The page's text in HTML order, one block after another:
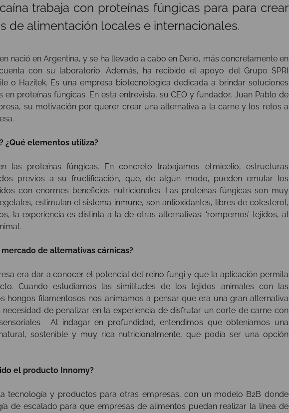
trabaja con proteínas fúngicas para para crear
de alimentación locales e internacionales.
nació en Argentina, y se ha llevado a cabo en Derio, más concretamente en
con su laboratorio. Además, ha recibido el apoyo del Grupo SPRI
o Hazitek. Es una empresa biotecnológica dedicada a brindar soluciones
en proteínas fúngicas. En esta entrevista, su CEO y fundador, Juan Pablo de
su motivación por querer crear una alternativa a la carne y los retos a
¿Qué elementos utiliza?
las proteínas fúngicas. En concreto trabajamos el micelio, estructuras
previos a su fructificación, que, de algún modo, pueden emular los
con enormes beneficios nutricionales. Las proteínas fúngicas son muy
estimulan el sistema inmune, son antioxidantes, libres de colesterol,
la experiencia es distinta a la de otras alternativas: ‘rompemos’ tejidos, al
de alternativas cárnicas?
era dar a conocer el potencial del reino fungi y que la aplicación permita
Cuando estudiamos las similitudes de los tejidos animales con las
hongos filamentosos nos animamos a pensar que era una gran alternativa
de penalizar en la experiencia de disfrutar un corte de carne con
Al indagar en profundidad, entendimos que obteníamos una
sostenible y muy rica nutricionalmente, que podía ser una opción
el producto Innomy?
tecnología y productos para otras empresas, con un modelo B2B donde
de escalado para que empresas de alimentos puedan realizar la línea de